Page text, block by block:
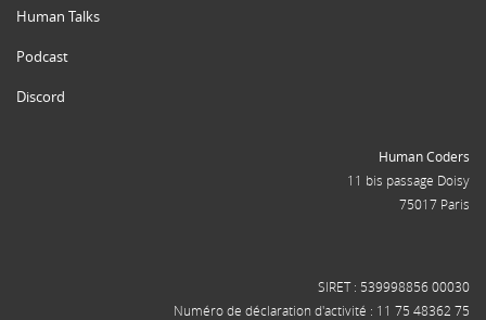
Human Talks
Podcast
Discord
Human Coders
11 bis passage Doisy
75017 Paris
SIRET : 539998856 00030
Numéro de déclaration d'activité : 11 75 48362 75